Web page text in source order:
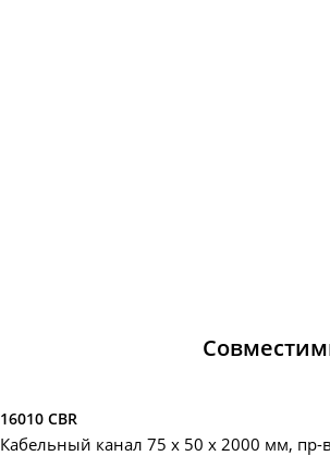
16010 CBR
Кабельный канал 75 х 50 x 2000 мм, пр-